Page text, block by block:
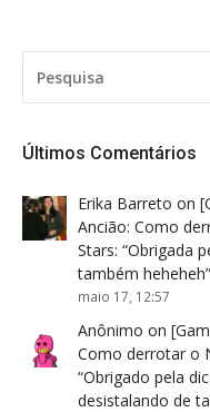
POR:
Últimos Comentários
Erika Barreto on
Ancião: Como
Stars: “Obrigada
também heheheh”
maio 17, 12:57
Anônimo on
Como derrotar o
“Obrigado pela
desistalando de